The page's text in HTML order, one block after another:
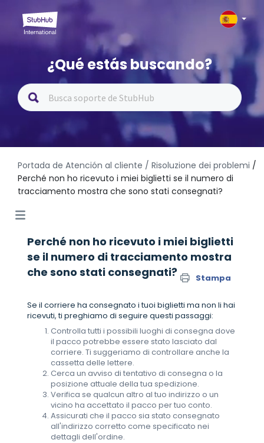
¿Qué estás buscando?
Portada de Atención al cliente / Risoluzione dei problemi /
Perché non ho ricevuto i miei biglietti se il numero di
tracciamento mostra che sono stati consegnati?
Perché non ho ricevuto i miei biglietti
se il numero di tracciamento mostra
che sono stati consegnati?
Stampa
Se il corriere ha consegnato i tuoi biglietti ma non li hai
ricevuti, ti preghiamo di seguire questi passaggi:
Controlla tutti i possibili luoghi di consegna dove
il pacco potrebbe essere stato lasciato dal
corriere. Ti suggeriamo di controllare anche la
cassetta delle lettere.
Cerca un avviso di tentativo di consegna o la
posizione attuale della tua spedizione.
Verifica se qualcun altro al tuo indirizzo o un
vicino ha accettato il pacco per tuo conto.
Assicurati che il pacco sia stato consegnato
all'indirizzo corretto come specificato nei
dettagli dell'ordine.